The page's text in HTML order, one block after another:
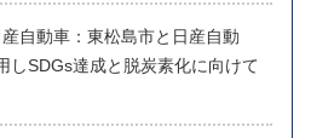
産自動車：東松島市と日産自動
しSDGs達成と脱炭素化に向けて